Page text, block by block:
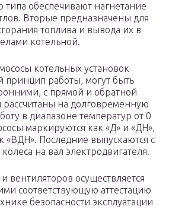
типа обеспечивают нагнетание
Вторые предназначены для
топлива и вывода их в
котельной.
котельных установок
работы, могут быть
с прямой и обратной
на долговременную
в диапазоне температур от 0
маркируются как «Д» и «ДН»,
«ВДН». Последние выпускаются с
на вал электродвигателя.
вентиляторов осуществляется
соответствующую аттестацию
безопасности эксплуатации